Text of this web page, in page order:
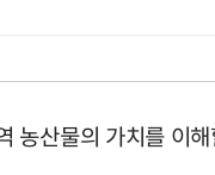
산물의 가치를 이